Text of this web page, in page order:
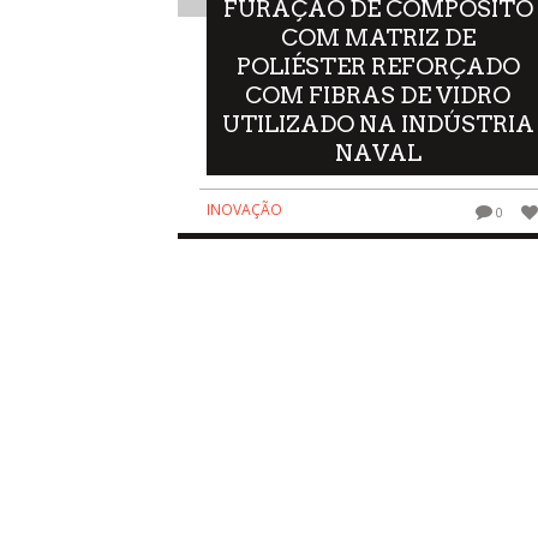
FURAÇÃO DE COMPÓSITO
COM MATRIZ DE
POLIÉSTER REFORÇADO
COM FIBRAS DE VIDRO
UTILIZADO NA INDÚSTRIA
NAVAL
INOVAÇÃO 0